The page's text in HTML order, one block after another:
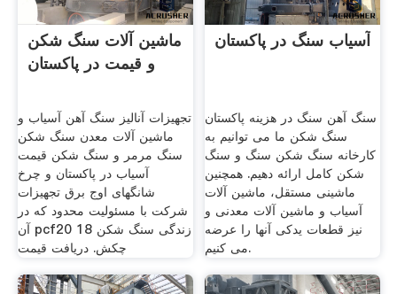
ماشین آلات سنگ شکن
و قیمت در پاکستان
تجهیزات آنالیز سنگ آهن آسیاب و
ماشین آلات معدن سنگ شکن
سنگ مرمر و سنگ شکن قیمت
آسیاب در پاکستان و چرخ
شانگهای اوج برق تجهیزات
شرکت با مسئولیت محدود که در
آن pcf20 18 زندگی سنگ شکن
چکش. دریافت قیمت
آسیاب سنگ در پاکستان
سنگ آهن سنگ در هزینه پاکستان
سنگ شکن ما می توانیم به
کارخانه سنگ شکن سنگ و سنگ
شکن کامل ارائه دهیم. همچنین
ماشینی مستقل، ماشین آلات
آسیاب و ماشین آلات معدنی و
نیز قطعات یدکی آنها را عرضه
می کنیم.